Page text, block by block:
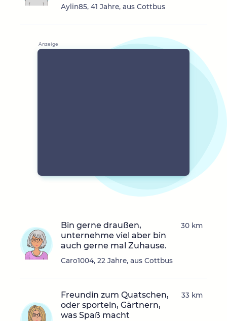
Aylin85, 41 Jahre, aus Cottbus
Bin gerne draußen,
unternehme viel aber bin
auch gerne mal Zuhause.
Caro1004, 22 Jahre, aus Cottbus
30 km
Freundin zum Quatschen,
oder sporteln, Gärtnern,
was Spaß macht
33 km